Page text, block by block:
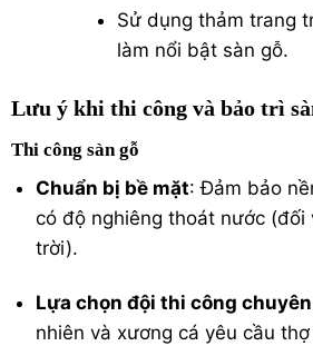
Sử dụng thảm trang
làm nổi bật sàn gỗ.
Lưu ý khi thi công và bảo trì
Thi công sàn gỗ
Chuẩn bị bề mặt: Đảm bảo
có độ nghiêng thoát nước (đối
trời).
Lựa chọn đội thi công
nhiên và xương cá yêu cầu